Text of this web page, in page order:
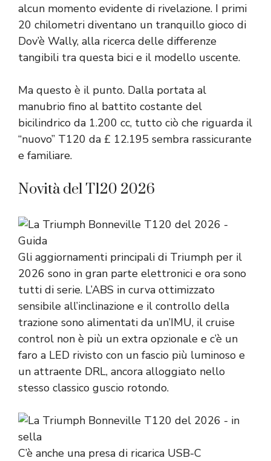
alcun momento evidente di rivelazione. I primi
20 chilometri diventano un tranquillo gioco di
Dov’è Wally, alla ricerca delle differenze
tangibili tra questa bici e il modello uscente.
Ma questo è il punto. Dalla portata al
manubrio fino al battito costante del
bicilindrico da 1.200 cc, tutto ciò che riguarda il
“nuovo” T120 da £ 12.195 sembra rassicurante
e familiare.
Novità del T120 2026
Gli aggiornamenti principali di Triumph per il
2026 sono in gran parte elettronici e ora sono
tutti di serie. L’ABS in curva ottimizzato
sensibile all’inclinazione e il controllo della
trazione sono alimentati da un’IMU, il cruise
control non è più un extra opzionale e c’è un
faro a LED rivisto con un fascio più luminoso e
un attraente DRL, ancora alloggiato nello
stesso classico guscio rotondo.
C’è anche una presa di ricarica USB-C